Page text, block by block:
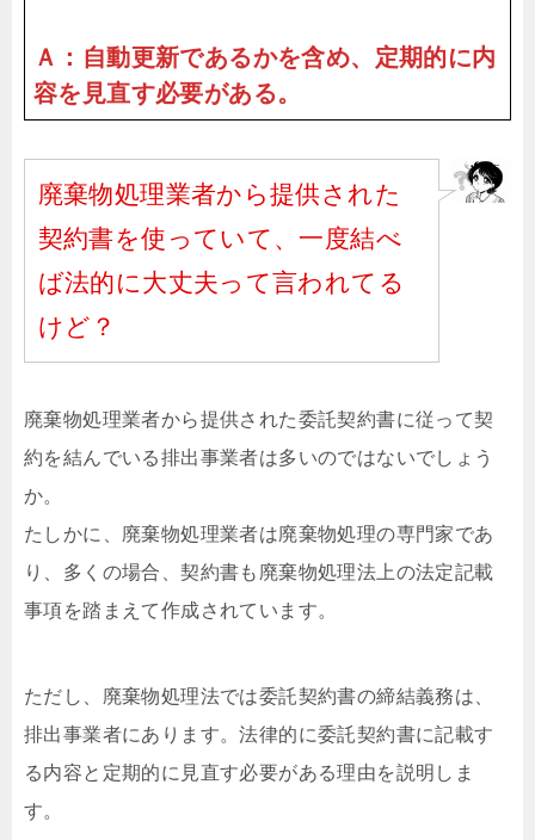
Ａ：自動更新であるかを含め、定期的に内
容を見直す必要がある。
廃棄物処理業者から提供された
契約書を使っていて、一度結べ
ば法的に大丈夫って言われてる
けど？
廃棄物処理業者から提供された委託契約書に従って契
約を結んでいる排出事業者は多いのではないでしょう
か。
たしかに、廃棄物処理業者は廃棄物処理の専門家であ
り、多くの場合、契約書も廃棄物処理法上の法定記載
事項を踏まえて作成されています。
ただし、廃棄物処理法では委託契約書の締結義務は、
排出事業者にあります。法律的に委託契約書に記載す
る内容と定期的に見直す必要がある理由を説明しま
す。